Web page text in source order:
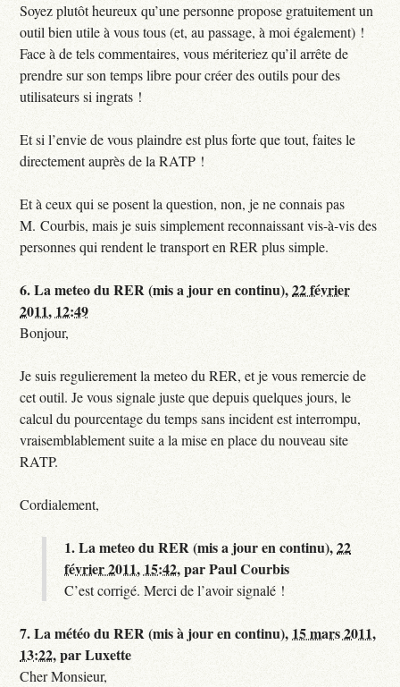
Soyez plutôt heureux qu’une personne propose gratuitement un
outil bien utile à vous tous (et, au passage, à moi également) !
Face à de tels commentaires, vous mériteriez qu’il arrête de
prendre sur son temps libre pour créer des outils pour des
utilisateurs si ingrats !
Et si l’envie de vous plaindre est plus forte que tout, faites le
directement auprès de la RATP !
Et à ceux qui se posent la question, non, je ne connais pas
M. Courbis, mais je suis simplement reconnaissant vis-à-vis des
personnes qui rendent le transport en RER plus simple.
6.La meteo du RER (mis a jour en continu),22 février
2011, 12:49
Bonjour,
Je suis regulierement la meteo du RER, et je vous remercie de
cet outil. Je vous signale juste que depuis quelques jours, le
calcul du pourcentage du temps sans incident est interrompu,
vraisemblablement suite a la mise en place du nouveau site
RATP.
Cordialement,
1.La meteo du RER (mis a jour en continu),22
février 2011, 15:42,parPaul Courbis
C’est corrigé. Merci de l’avoir signalé !
7.La météo du RER (mis à jour en continu), 15 mars 2011,
13:22,parLuxette
Cher Monsieur,